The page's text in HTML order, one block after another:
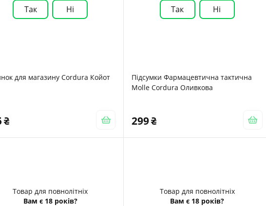
Так Ні
для магазину Cordura Койот
Так Ні
Підсумки Фармацевтична тактична
Molle Cordura Оливкова
299
Товар для повнолітніх
Вам є 18 років?
Товар для повнолітніх
Вам є 18 років?